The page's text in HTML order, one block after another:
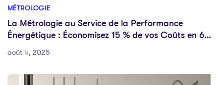
MÉTROLOGIE
La Métrologie au Service de la Performance
Énergétique : Économisez 15 % de vos Coûts en 6
Mois
août 4, 2025